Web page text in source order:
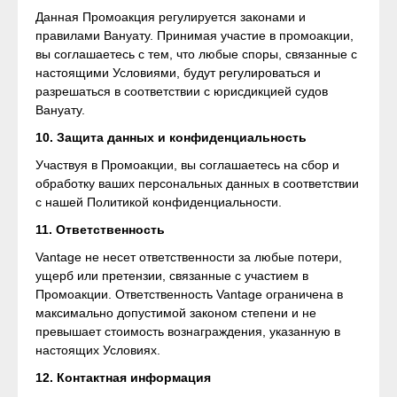
Данная Промоакция регулируется законами и
правилами Вануату. Принимая участие в промоакции,
вы соглашаетесь с тем, что любые споры, связанные с
настоящими Условиями, будут регулироваться и
разрешаться в соответствии с юрисдикцией судов
Вануату.
10. Защита данных и конфиденциальность
Участвуя в Промоакции, вы соглашаетесь на сбор и
обработку ваших персональных данных в соответствии
с нашей Политикой конфиденциальности.
11. Ответственность
Vantage не несет ответственности за любые потери,
ущерб или претензии, связанные с участием в
Промоакции. Ответственность Vantage ограничена в
максимально допустимой законом степени и не
превышает стоимость вознаграждения, указанную в
настоящих Условиях.
12. Контактная информация